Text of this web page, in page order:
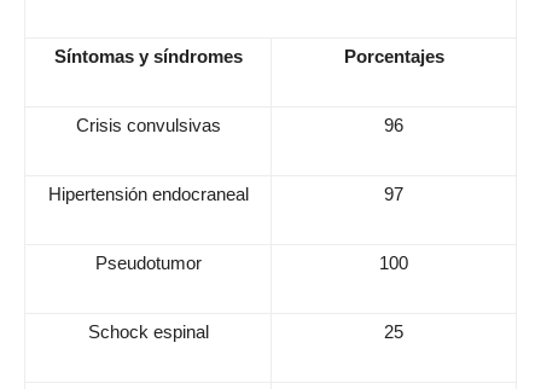
Síntomas y síndromes Porcentajes
Crisis convulsivas 96
Hipertensión endocraneal 97
Pseudotumor 100
Schock espinal 25